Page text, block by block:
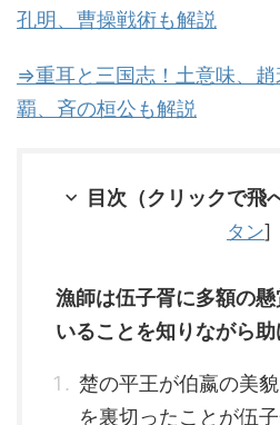
孔明、曹操戦術も解説
⇒重耳と三国志！土意味、
覇、斉の桓公も解説
目次（クリックで飛
タン]
漁師は伍子胥に多額の
いることを知りながら
楚の平王が伯嬴の美
を裏切ったことが伍